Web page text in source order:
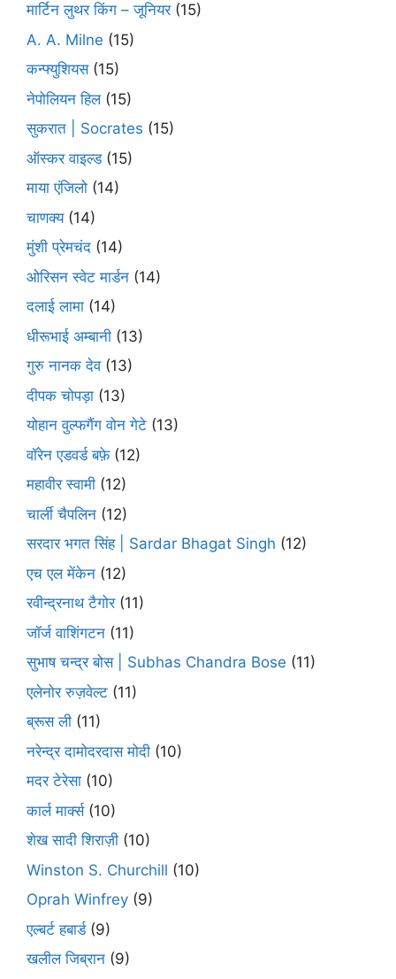
मार्टिन लुथर किंग – जूनियर(15)
A. A. Milne (15)
कन्फ्युशियस(15)
नेपोलियन हिल(15)
सुकरात | Socrates (15)
ऑस्कर वाइल्ड(15)
माया एंजिलो (14)
चाणक्य(14)
मुंशी प्रेमचंद (14)
ओरिसन स्‍वेट मार्डन (14)
दलाई लामा (14)
धीरूभाई अम्बानी (13)
गुरु नानक देव(13)
दीपक चोपड़ा (13)
योहान वुल्फगैंग वोन गेटे (13)
वॉरेन एडवर्ड बफ़े(12)
महावीर स्वामी (12)
चार्ली चैपलिन (12)
सरदार भगत सिंह | Sardar Bhagat Singh (12)
एच एल मेंकेन (12)
रवीन्द्रनाथ टैगोर(11)
जॉर्ज वाशिंगटन (11)
सुभाष चन्द्र बोस | Subhas Chandra Bose (11)
एलेनोर रुज़वेल्ट (11)
ब्रूस ली (11)
नरेन्द्र दामोदरदास मोदी (10)
मदर टेरेसा (10)
कार्ल मार्क्स(10)
शेख सादी शिराज़ी (10)
Winston S. Churchill (10)
Oprah Winfrey (9)
एल्बर्ट हबार्ड(9)
खलील जिब्रान (9)